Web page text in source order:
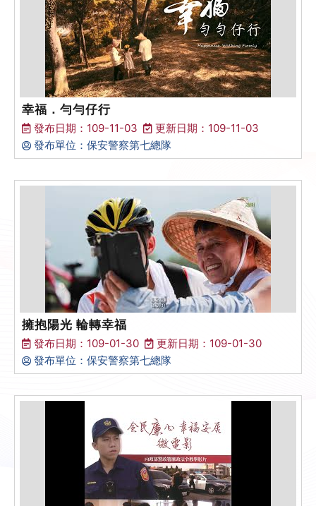
幸福．勻勻仔行
發布日期：109-11-03
更新日期：109-11-03
發布單位：保安警察第七總隊
擁抱陽光 輪轉幸福
發布日期：109-01-30
更新日期：109-01-30
發布單位：保安警察第七總隊